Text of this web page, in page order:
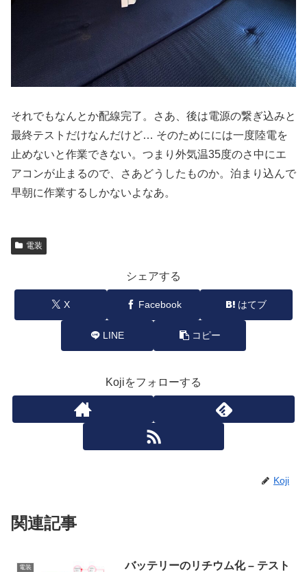
それでもなんとか配線完了。さあ、後は電源の繋ぎ込みと
最終テストだけなんだけど… そのためにには一度陸電を
止めないと作業できない。つまり外気温35度のさ中にエ
アコンが止まるので、さあどうしたものか。泊まり込んで
早朝に作業するしかないよなあ。
電装
シェアする
X Facebook はてブ
LINE コピー
Kojiをフォローする
Koji
関連記事
電装
バッテリーのリチウム化 – テスト